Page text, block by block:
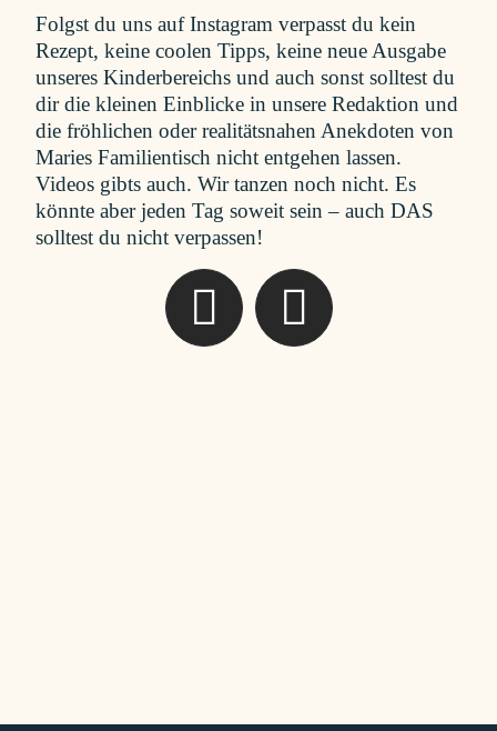
Folgst du uns auf Instagram verpasst du kein
Rezept, keine coolen Tipps, keine neue Ausgabe
unseres Kinderbereichs und auch sonst solltest du
dir die kleinen Einblicke in unsere Redaktion und
die fröhlichen oder realitätsnahen Anekdoten von
Maries Familientisch nicht entgehen lassen.
Videos gibts auch. Wir tanzen noch nicht. Es
könnte aber jeden Tag soweit sein – auch DAS
solltest du nicht verpassen!